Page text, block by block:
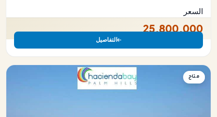
السعر
25,800,000
التفاصيل
فيلا
متاح